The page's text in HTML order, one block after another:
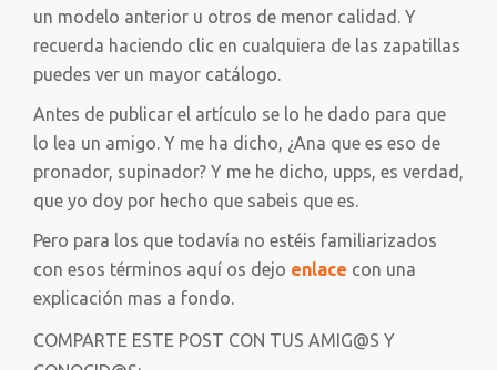
un modelo anterior u otros de menor calidad. Y
recuerda haciendo clic en cualquiera de las zapatillas
puedes ver un mayor catálogo.
Antes de publicar el artículo se lo he dado para que
lo lea un amigo. Y me ha dicho, ¿Ana que es eso de
pronador, supinador? Y me he dicho, upps, es verdad,
que yo doy por hecho que sabeis que es.
Pero para los que todavía no estéis familiarizados
con esos términos aquí os dejo enlace con una
explicación mas a fondo.
COMPARTE ESTE POST CON TUS AMIG@S Y